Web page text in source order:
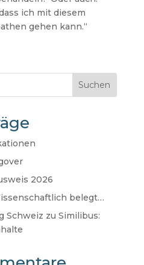
ich mit diesem
gehen kann.“
Suchen
2026
belegt…
Schweiz zu Similibus: